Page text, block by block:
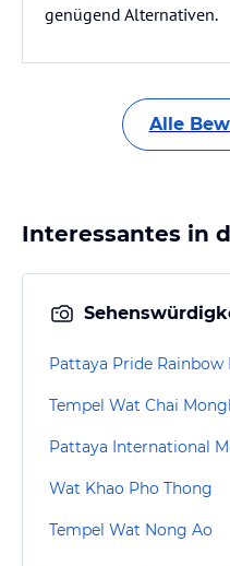
genügend Alternativen.
Alle
Interessantes in
Pattaya Pride Rainbow
Tempel Wat Chai
Wat Khao Pho Thong
Tempel Wat Nong Ao